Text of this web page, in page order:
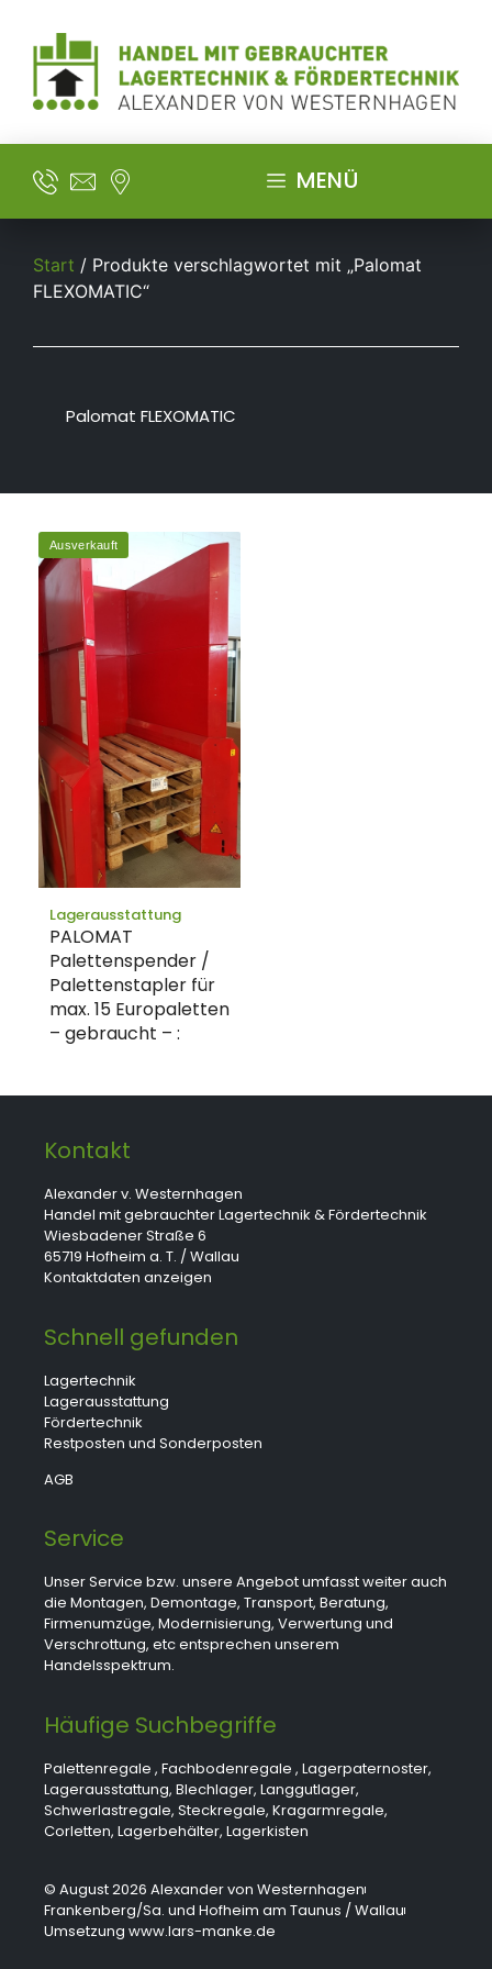
MENÜ
Start / Produkte verschlagwortet mit „Palomat
FLEXOMATIC“
Palomat FLEXOMATIC
Ausverkauft
Lagerausstattung
PALOMAT
Palettenspender /
Palettenstapler für
max. 15 Europaletten
– gebraucht – :
Kontakt
Alexander v. Westernhagen
Handel mit gebrauchter Lagertechnik & Fördertechnik
Wiesbadener Straße 6
65719 Hofheim a. T. / Wallau
Kontaktdaten anzeigen
Schnell gefunden
Lagertechnik
Lagerausstattung
Fördertechnik
Restposten und Sonderposten
AGB
Service
Unser Service bzw. unsere Angebot umfasst weiter auch
die Montagen, Demontage, Transport, Beratung,
Firmenumzüge, Modernisierung, Verwertung und
Verschrottung, etc entsprechen unserem
Handelsspektrum.
Häufige Suchbegriffe
Palettenregale , Fachbodenregale , Lagerpaternoster,
Lagerausstattung, Blechlager, Langgutlager,
Schwerlastregale, Steckregale, Kragarmregale,
Corletten, Lagerbehälter, Lagerkisten
© August 2026 Alexander von Westernhagen
Frankenberg/Sa. und Hofheim am Taunus / Wallau
Umsetzung www.lars-manke.de